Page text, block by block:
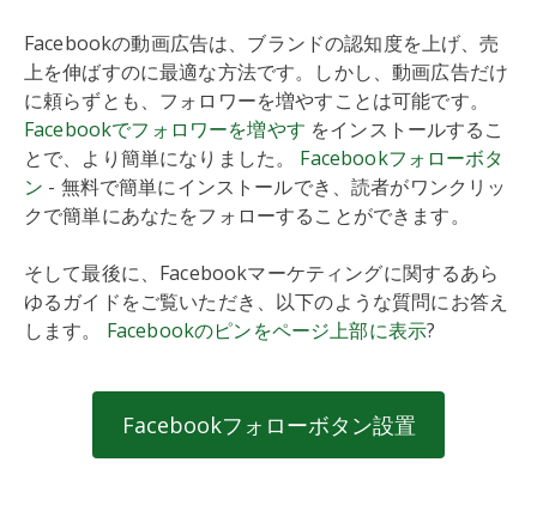
Facebookの動画広告は、ブランドの認知度を上げ、売
上を伸ばすのに最適な方法です。しかし、動画広告だけ
に頼らずとも、フォロワーを増やすことは可能です。
Facebookでフォロワーを増やす をインストールするこ
とで、より簡単になりました。 Facebookフォローボタ
ン - 無料で簡単にインストールでき、読者がワンクリッ
クで簡単にあなたをフォローすることができます。
そして最後に、Facebookマーケティングに関するあら
ゆるガイドをご覧いただき、以下のような質問にお答え
します。 Facebookのピンをページ上部に表示?
Facebookフォローボタン設置